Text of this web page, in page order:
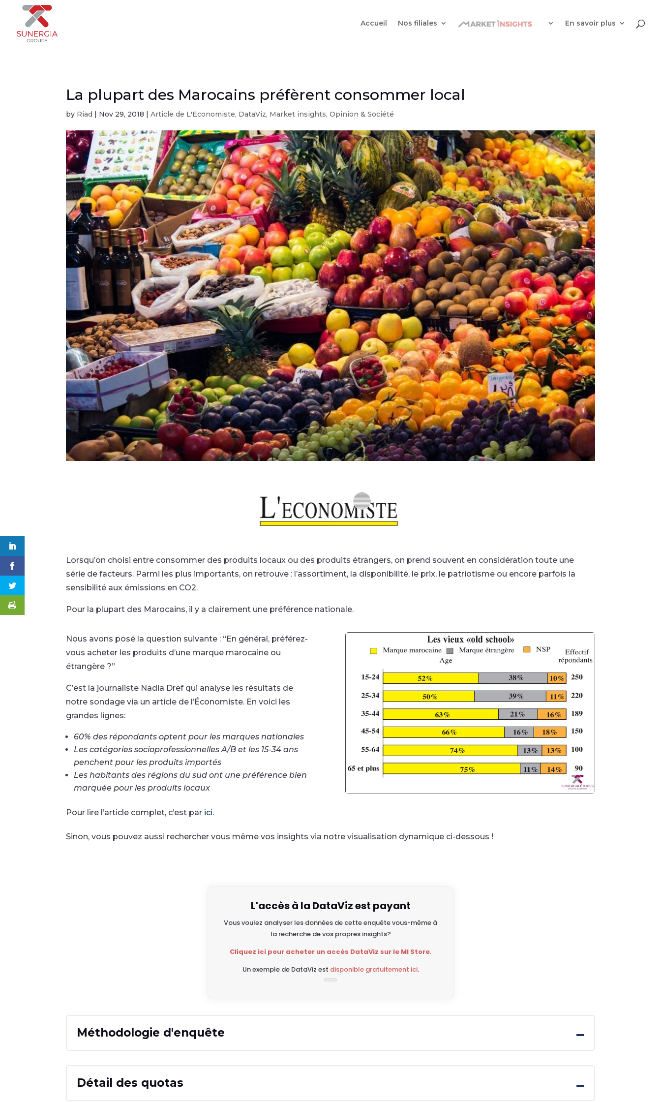
Accueil Nos filiales En savoir plus
La plupart des Marocains préfèrent consommer local
by Riad | Nov 29, 2018 |Article de L'Economiste, DataViz, Market insights,Opinion & Société
Lorsqu’on choisi entre consommer des produits locaux ou des produits étrangers, on prend souvent en considération toute une
série de facteurs. Parmi les plus importants, on retrouve : l’assortiment, la disponibilité, le prix, le patriotisme ou encore parfois la
sensibilité aux émissions en CO2.
Pour la plupart des Marocains, il y a clairement une préférence nationale.
Nous avons posé la question suivante : “En général, préférez-
vous acheter les produits d’une marque marocaine ou
étrangère ?”
C’est la journaliste Nadia Dref qui analyse les résultats de
notre sondage via un article de l’Économiste. En voici les
grandes lignes:
60% des répondants optent pour les marques nationales
Les catégories socioprofessionnelles A/B et les 15-34 ans
penchent pour les produits importés
Les habitants des régions du sud ont une préférence bien
marquée pour les produits locaux
Pour lire l’article complet, c’est par ici.
Sinon, vous pouvez aussi rechercher vous même vos insights via notre visualisation dynamique ci-dessous !
L'accès à la DataViz est payant
Vous voulez analyser les données de cette enquête vous-même à
la recherche de vos propres insights?
Cliquez ici pour acheter un accès DataViz sur le MI Store.
Un exemple de DataViz est disponible gratuitement ici.
Méthodologie d'enquête
Détail des quotas